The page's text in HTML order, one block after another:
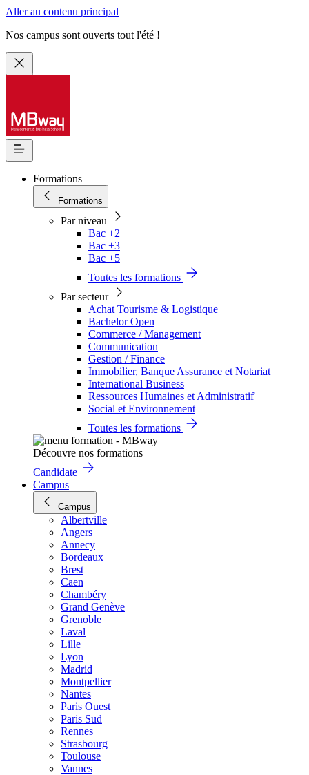
Aller au contenu principal
Nos campus sont ouverts tout l'été !
Formations
Formations
Par niveau
Bac +2
Bac +3
Bac +5
Toutes les formations
Par secteur
Achat Tourisme & Logistique
Bachelor Open
Commerce / Management
Communication
Gestion / Finance
Immobilier, Banque Assurance et Notariat
International Business
Ressources Humaines et Administratif
Social et Environnement
Toutes les formations
Découvre nos formations
Candidate
Campus
Campus
Albertville
Angers
Annecy
Bordeaux
Brest
Caen
Chambéry
Grand Genève
Grenoble
Laval
Lille
Lyon
Madrid
Montpellier
Nantes
Paris Ouest
Paris Sud
Rennes
Strasbourg
Toulouse
Vannes